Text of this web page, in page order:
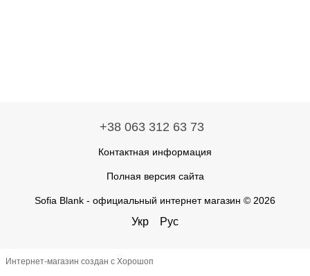
+38 063 312 63 73
Контактная информация
Полная версия сайта
Sofia Blank - официальный интернет магазин © 2026
Укр Рус
Интернет-магазин создан с Хорошоп